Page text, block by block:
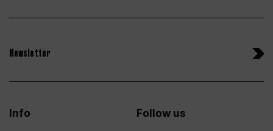
Newsletter
Info Follow us